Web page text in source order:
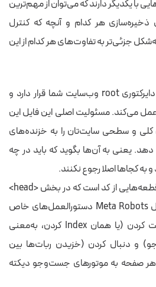
با یکدیگر دارند که می‌توان از مهم‌ترین
هر کدام و آنچه که کنترل
جزئی‌تر به تفاوت‌های هر کدام از این
robots.txt: این فایل در دایرکتوری root وب‌سایت شما قرار دارد و
می‌کند. مسئولیت اصلی این فایل این
و سطحی سایت‌تان را به خزنده‌های
یعنی به آن‌ها بگوید که باید در چه
به کجاها اصلا رجوع نکنند.
Meta Robots: این‌ فایل‌ قطعه‌هایی از کد است که در بخش <head>
صفحات وب قرار دارد. فایل Meta Robots دستورالعمل‌های خاص
صفحات را در مورد فهرست کردن (یا همان Index کردن، به‌معنی
و دنبال کردن (خزیدن ربات‌ها بین
صفحه به موتورهای جست‌وجو دیکته